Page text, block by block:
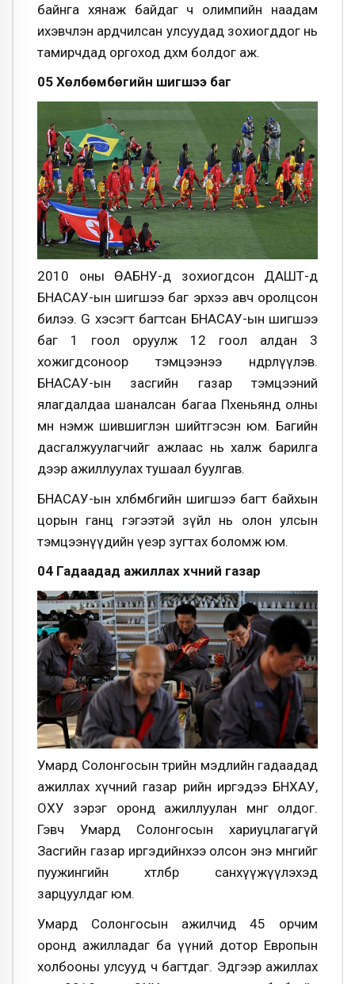
байнга хянаж байдаг ч олимпийн наадам
ихэвчлэн ардчилсан улсуудад зохиогддог нь
тамирчдад оргоход дөхөм болдог аж.
05 Хөлбөмбөгийн шигшээ баг
2010 оны ӨАБНУ-д зохиогдсон ДАШТ-д
БНАСАУ-ын шигшээ баг эрхээ авч оролцсон
билээ. G хэсэгт багтсан БНАСАУ-ын шигшээ
баг 1 гоол оруулж 12 гоол алдан 3
хожигдсоноор тэмцээнээ өндөрлүүлэв.
БНАСАУ-ын засгийн газар тэмцээний
ялагдалдаа шаналсан багаа Пхеньянд олны
өмнө нэмж шившиглэн шийтгэсэн юм. Багийн
дасгалжуулагчийг ажлаас нь халж барилга
дээр ажиллуулах тушаал буулгав.
БНАСАУ-ын xөлбөмбөгийн шигшээ багт байхын
цорын ганц гэгээтэй зүйл нь олон улсын
тэмцээнүүдийн үеэр зугтах боломж юм.
04 Гадаадад ажиллах хүчний газар
Умард Солонгосын төрийн мэдлийн гадаадад
ажиллах хүчний газар өөрийн иргэдээ БНХАУ,
ОХУ зэрэг оронд ажиллуулан мөнгө олдог.
Гэвч Умард Солонгосын хариуцлагагүй
Засгийн газар иргэдийнхээ олсон энэ мөнгийг
пуужингийн хөтөлбөрөө санхүүжүүлэхэд
зарцуулдаг юм.
Умард Солонгосын ажилчид 45 орчим
оронд ажилладаг ба үүний дотор Европын
холбооны улсууд ч багтдаг. Эдгээр ажиллах